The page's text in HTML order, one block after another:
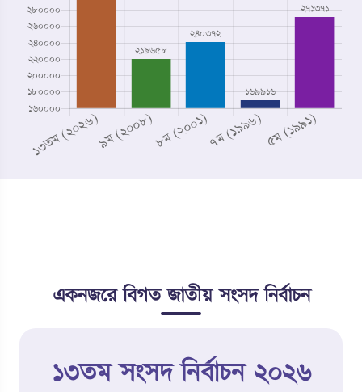
একনজরে বিগত জাতীয় সংসদ নির্বাচন
১৩তম সংসদ নির্বাচন ২০২৬